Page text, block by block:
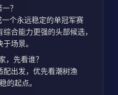
？
个永远稳定的单冠军赛
合能力更强的头部候选，
场景。
，先看谁？
配出发，优先看潮树渔
的起点。